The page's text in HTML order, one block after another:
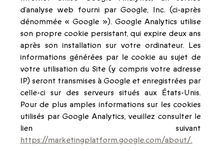
d’analyse web fourni par Google, Inc. (ci-après
dénommée « Google »). Google Analytics utilise
son propre cookie persistant, qui expire deux ans
après son installation sur votre ordinateur. Les
informations générées par le cookie au sujet de
votre utilisation du Site (y compris votre adresse
IP) seront transmises à Google et enregistrées par
celle-ci sur des serveurs situés aux États-Unis.
Pour de plus amples informations sur les cookies
utilisés par Google Analytics, veuillez consulter le
lien suivant
https://marketingplatform.google.com/about/.